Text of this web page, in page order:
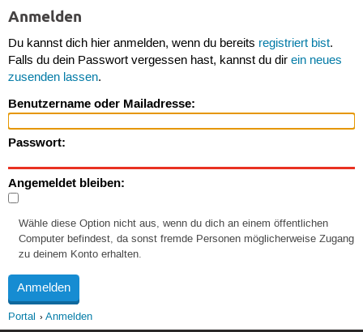
Anmelden
Du kannst dich hier anmelden, wenn du bereits registriert bist.
Falls du dein Passwort vergessen hast, kannst du dir ein neues
zusenden lassen.
Benutzername oder Mailadresse:
Passwort:
Angemeldet bleiben:
Wähle diese Option nicht aus, wenn du dich an einem öffentlichen
Computer befindest, da sonst fremde Personen möglicherweise Zugang
zu deinem Konto erhalten.
Portal Anmelden